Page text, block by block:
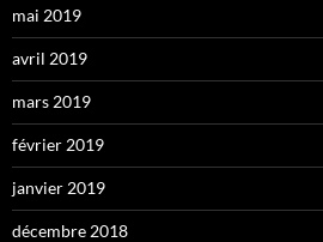
mai 2019
avril 2019
mars 2019
février 2019
janvier 2019
décembre 2018